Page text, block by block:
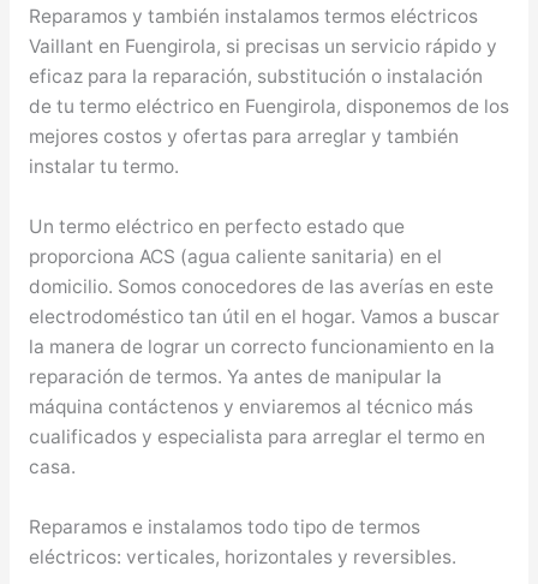
Reparamos y también instalamos termos eléctricos
Vaillant en Fuengirola, si precisas un servicio rápido y
eficaz para la reparación, substitución o instalación
de tu termo eléctrico en Fuengirola, disponemos de los
mejores costos y ofertas para arreglar y también
instalar tu termo.
Un termo eléctrico en perfecto estado que
proporciona ACS (agua caliente sanitaria) en el
domicilio. Somos conocedores de las averías en este
electrodoméstico tan útil en el hogar. Vamos a buscar
la manera de lograr un correcto funcionamiento en la
reparación de termos. Ya antes de manipular la
máquina contáctenos y enviaremos al técnico más
cualificados y especialista para arreglar el termo en
casa.
Reparamos e instalamos todo tipo de termos
eléctricos: verticales, horizontales y reversibles.